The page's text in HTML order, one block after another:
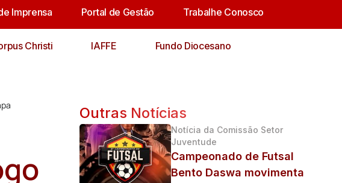
Imprensa Portal de Gestão Trabalhe Conosco
Christi IAFFE Fundo Diocesano
Outras Notícias
Notícia da Comissão Setor
Juventude
Campeonado de Futsal
Bento Daswa movimenta